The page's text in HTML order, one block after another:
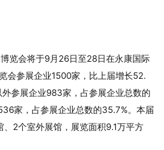
览会将于9月26日至28日在永康国际
会参展企业1500家，比上届增长52.
参展企业983家，占参展企业总数的
家，占参展企业总数的35.7%。本届
2个室外展馆，展览面积9.1万平方